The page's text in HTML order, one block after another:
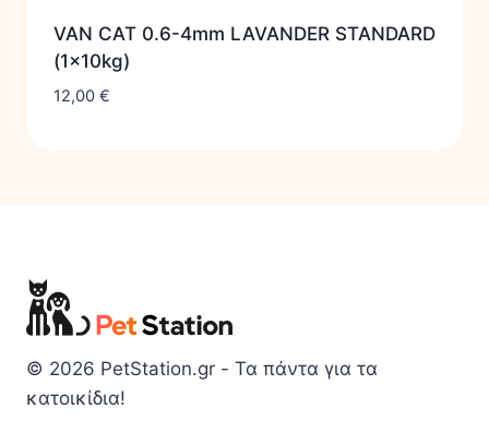
VAN CAT 0.6-4mm LAVANDER STANDARD
(1x10kg)
12,00 €
© 2026 PetStation.gr - Τα πάντα για τα
κατοικίδια!